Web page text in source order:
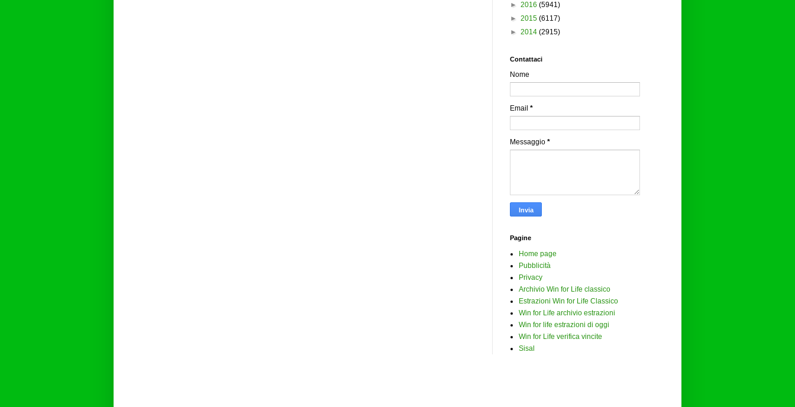
► 2016 (5941)
► 2015 (6117)
► 2014 (2915)
Contattaci
Nome
Email *
Messaggio *
Pagine
Home page
Pubblicità
Privacy
Archivio Win for Life classico
Estrazioni Win for Life Classico
Win for Life archivio estrazioni
Win for life estrazioni di oggi
Win for Life verifica vincite
Sisal